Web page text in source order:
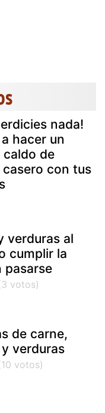
nada!
hacer un
caldo de
con tus
verduras al
cumplir la
pasarse
de carne,
verduras